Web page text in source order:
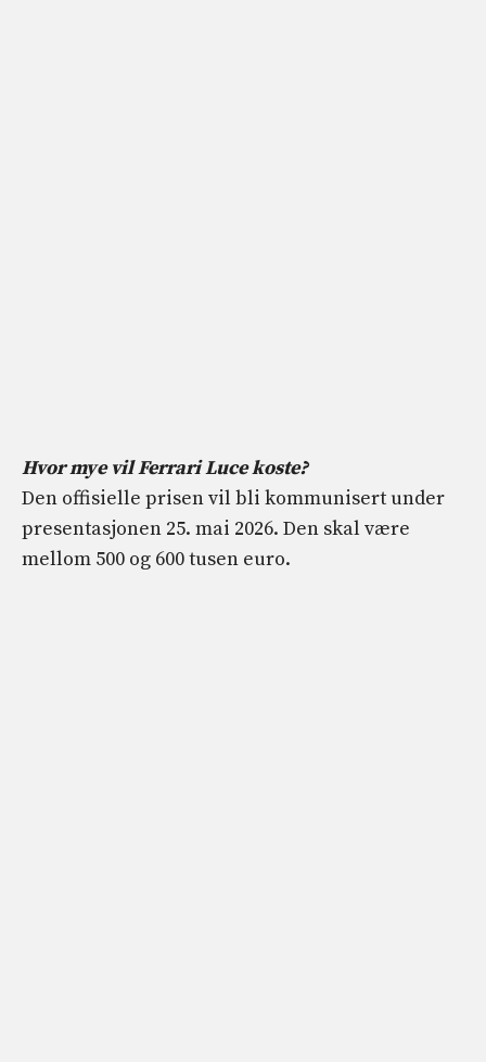
Hvor mye vil Ferrari Luce koste?
Den offisielle prisen vil bli kommunisert under
presentasjonen 25. mai 2026. Den skal være
mellom 500 og 600 tusen euro.